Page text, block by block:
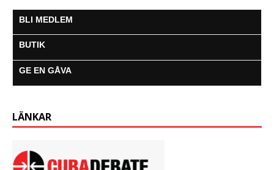
BLI MEDLEM
BUTIK
GE EN GÅVA
LÄNKAR